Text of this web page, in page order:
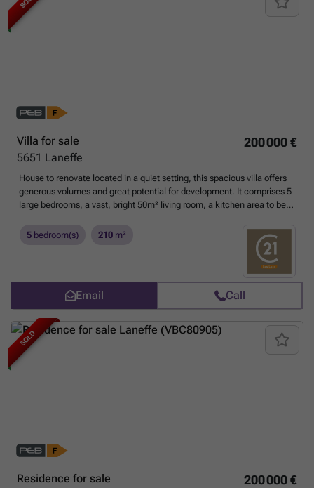
200 000 €
Villa for sale
5651 Laneffe
House to renovate located in a quiet setting, this spacious villa offers
generous volumes and great potential for development. It comprises 5
large bedrooms, a vast, bright 50m² living room, a kitchen area to be
several cellars, ... and much more to be discovered on site. A rare
property for renovation enthusiasts or investors looking for a great
project! Close to main roads and shops. OFFER STARTING AT 200,000
PERFORMANCE: PEB N°20250730010441 - PEB F - E spec 427
kWh/m².an - E total: 108 108 kWh/year.
Want to know more?
5 bedroom(s) 210 m²
Email Call
SOLD
200 000 €
Residence for sale